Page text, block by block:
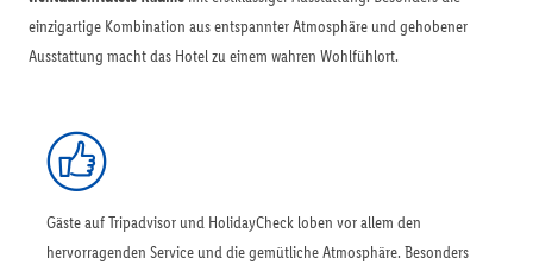
einzigartige Kombination aus entspannter Atmosphäre und gehobener
Ausstattung macht das Hotel zu einem wahren Wohlfühlort.
Gäste auf Tripadvisor und HolidayCheck loben vor allem den
hervorragenden Service und die gemütliche Atmosphäre. Besonders